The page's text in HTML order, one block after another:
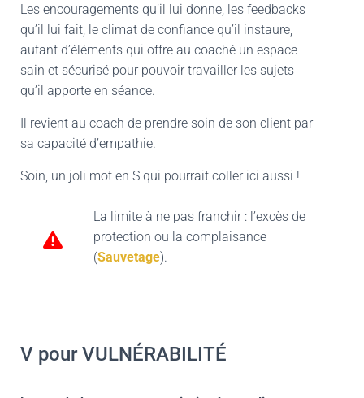
Les encouragements qu’il lui donne, les feedbacks
qu’il lui fait, le climat de confiance qu’il instaure,
autant d’éléments qui offre au coaché un espace
sain et sécurisé pour pouvoir travailler les sujets
qu’il apporte en séance.
Il revient au coach de prendre soin de son client par
sa capacité d’empathie.
Soin, un joli mot en S qui pourrait coller ici aussi !
La limite à ne pas franchir : l’excès de
protection ou la complaisance
(Sauvetage).
V pour VULNÉRABILITÉ